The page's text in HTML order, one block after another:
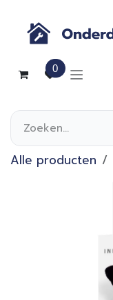
0
Alle producten